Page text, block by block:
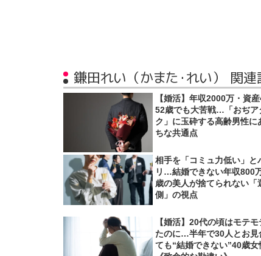
鎌田れい（かまた・れい） 関連
【婚活】年収2000万・資
52歳でも大苦戦…「おぢア
ク」に玉砕する高齢男性に
ちな共通点
相手を「コミュ力低い」と
リ…結婚できない年収800
歳の美人が捨てられない「
側」の視点
【婚活】20代の頃はモテモ
たのに…半年で30人とお見
ても“結婚できない”40歳女